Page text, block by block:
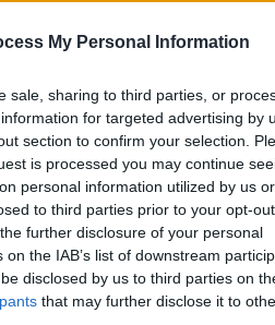
My Personal Information
sale, sharing to third parties, or
for targeted advertising by
section to confirm your selection.
is processed you may continue
personal information utilized by us or
to third parties prior to your opt-
further disclosure of your personal
the IAB’s list of downstream
disclosed by us to third parties on
that may further disclose it to
Bolka I w Kamiennej Górze
przedmiotu na 15-latka.
życiu trafił śmigłowcem LPR do
o napaść jest zatrzymany 16-
zwolniła do domu.